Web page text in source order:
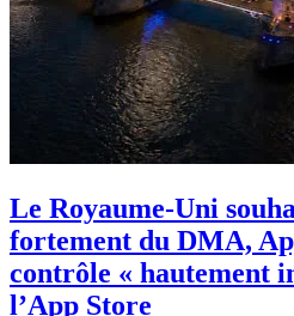
Le Royaume-Uni
fortement du DMA,
contrôle « hautement
l’App Store